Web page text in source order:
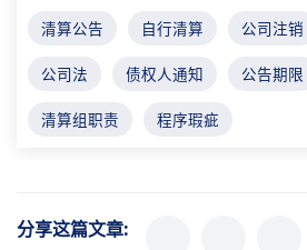
清算公告 自行清算 公司注销
公司法 债权人通知 公告期限
清算组职责 程序瑕疵
分享这篇文章: